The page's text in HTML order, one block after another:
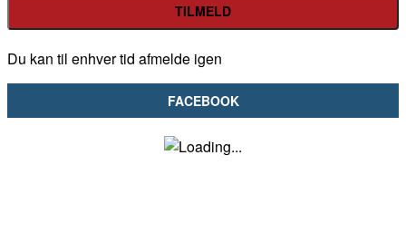
Du kan til enhver tid afmelde igen
FACEBOOK